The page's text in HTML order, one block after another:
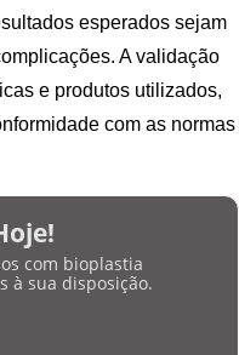
esperados sejam
A validação
e produtos utilizados,
com as normas
com bioplastia
à sua disposição.